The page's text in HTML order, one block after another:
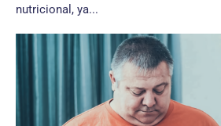
nutricional, ya...